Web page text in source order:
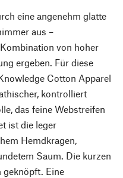
eine angenehm glatte
aus –
von hoher
ergeben. Für diese
Cotton Apparel
kontrolliert
das feine Webstreifen
ist die leger
Hemdkragen,
Saum. Die kurzen
geknöpft. Eine